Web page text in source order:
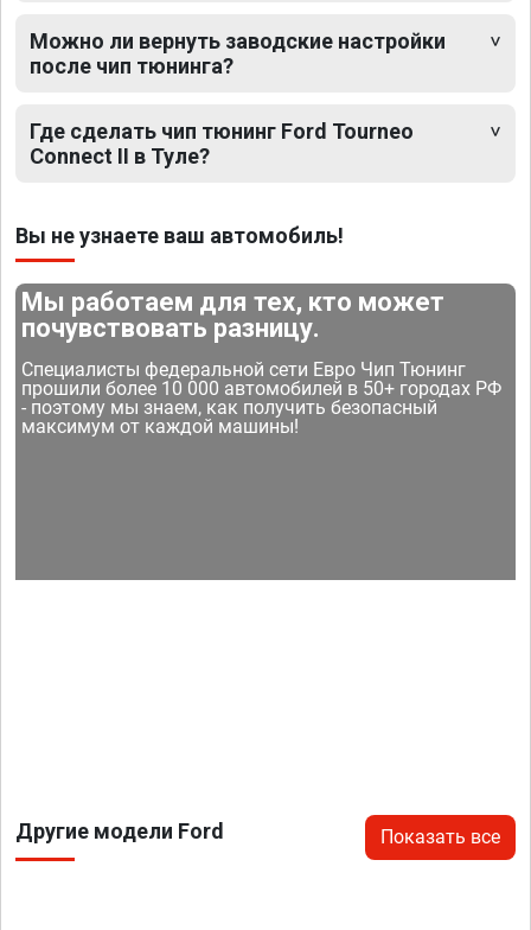
Можно ли вернуть заводские настройки
после чип тюнинга?
Где сделать чип тюнинг Ford Tourneo
Connect II в Туле?
Вы не узнаете ваш автомобиль!
Мы работаем для тех, кто может
почувствовать разницу.
Специалисты федеральной сети Евро Чип Тюнинг
прошили более 10 000 автомобилей в 50+ городах РФ
- поэтому мы знаем, как получить безопасный
максимум от каждой машины!
Другие модели Ford Показать все